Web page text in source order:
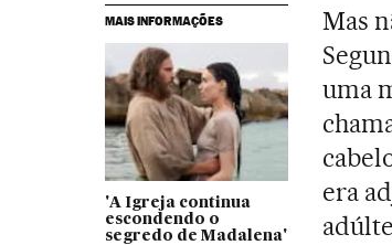
MAIS INFORMAÇÕES
'A Igreja continua
escondendo o
segredo de Madalena'
Mas
uma
era